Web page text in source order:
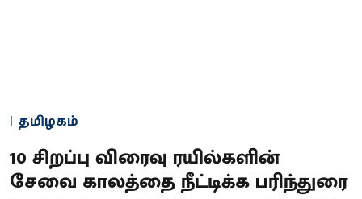
தமிழகம்
10 சிறப்பு விரைவு ரயில்களின்
சேவை காலத்தை நீட்டிக்க பரிந்துரை